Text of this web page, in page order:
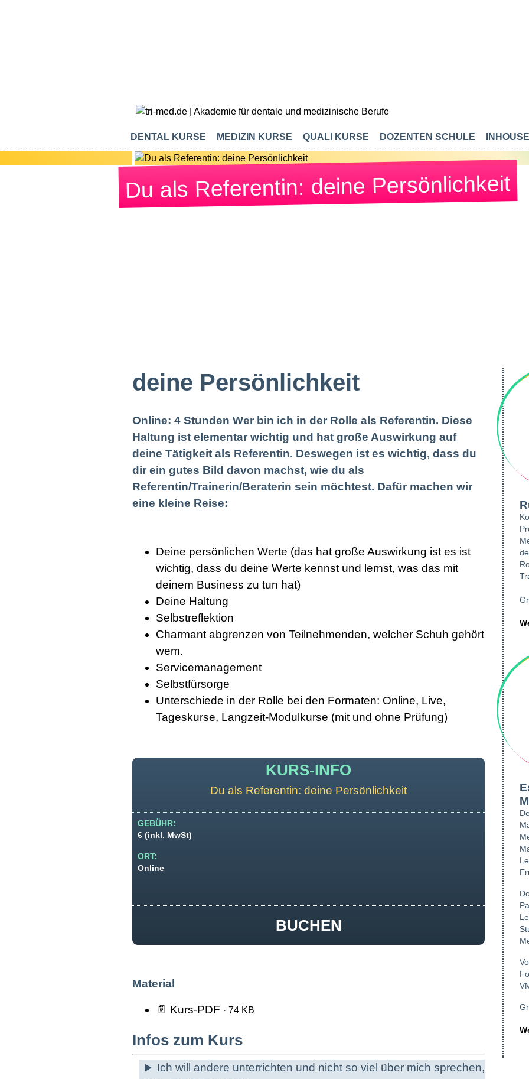
DENTAL KURSE MEDIZIN KURSE QUALI KURSE DOZENTEN SCHULE
DEINE MERKLISTE
Du als Referentin: deine Persönlichkeit
deine Persönlichkeit
Online: 4 Stunden Wer bin ich in der Rolle als Referentin. Diese
Haltung ist elementar wichtig und hat große Auswirkung auf
deine Tätigkeit als Referentin. Deswegen ist es wichtig, dass du
dir ein gutes Bild davon machst, wie du als
Referentin/Trainerin/Beraterin sein möchtest. Dafür machen wir
eine kleine Reise:
Deine persönlichen Werte (das hat große Auswirkung ist es ist
wichtig, dass du deine Werte kennst und lernst, was das mit
deinem Business zu tun hat)
Deine Haltung
Selbstreflektion
Charmant abgrenzen von Teilnehmenden, welcher Schuh gehört
wem.
Servicemanagement
Selbstfürsorge
Unterschiede in der Rolle bei den Formaten: Online, Live,
Tageskurse, Langzeit-Modulkurse (mit und ohne Prüfung)
KURS-INFO
Du als Referentin: deine Persönlichkeit
GEBÜHR:
€ (inkl. MwSt)
ORT:
Online
BUCHEN
Material
📄 Kurs-PDF · 74 KB
Infos zum Kurs
Ich will andere unterrichten und nicht so viel über mich sprechen,